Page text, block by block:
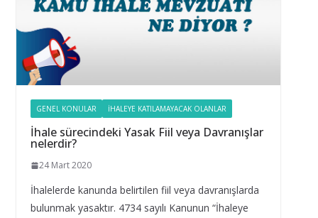
GENEL KONULAR İHALEYE KATILAMAYACAK OLANLAR
İhale sürecindeki Yasak Fiil veya Davranışlar
nelerdir?
24 Mart 2020
İhalelerde kanunda belirtilen fiil veya davranışlarda
bulunmak yasaktır. 4734 sayılı Kanunun “İhaleye